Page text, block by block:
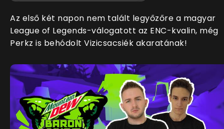
Az első két napon nem talált legyőzőre a magyar
League of Legends-válogatott az ENC-kvalin, még
Perkz is behódolt Vizicsacsiék akaratának!